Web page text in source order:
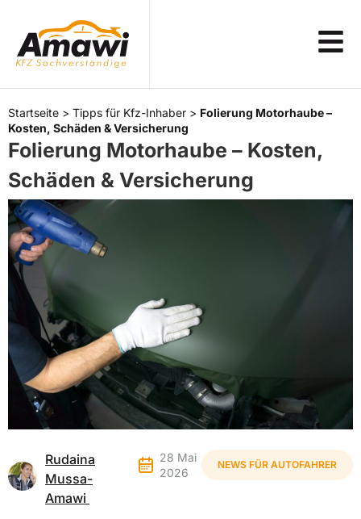
Startseite > Tipps für Kfz-Inhaber > Folierung Motorhaube –
Kosten, Schäden & Versicherung
Folierung Motorhaube – Kosten,
Schäden & Versicherung
Rudaina
Mussa-
Amawi
28 Mai
2026
NEWS FÜR AUTOFAHRER